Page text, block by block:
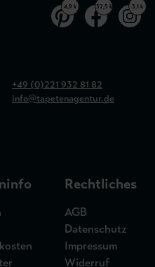
4,9 k 32,5 k 3,1 k
+49 (0)221 932 81 82
info@tapetenagentur.de
Rechtliches
AGB
Datenschutz
Impressum
Widerruf